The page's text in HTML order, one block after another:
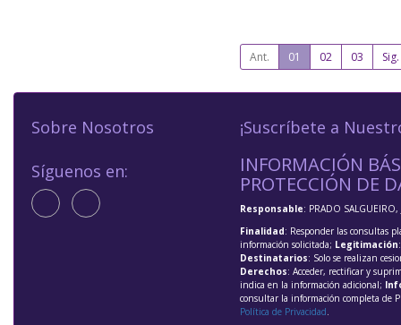
Ant. 01 02 03 Sig.
Sobre Nosotros
Síguenos en:
¡Suscríbete a
INFORMACIÓN
PROTECCIÓN DE
Responsable: PRADO SALGUEIRO,
Finalidad: Responder las consultas
información solicitada; Legitimación
Destinatarios: Solo se realizan
Derechos: Acceder, rectificar y
indica en la información adicional;
consultar la información completa de
Política de Privacidad